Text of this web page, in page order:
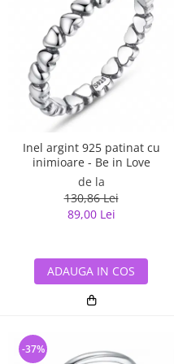
Inel argint 925 patinat cu
inimioare - Be in Love
de la
130,86 Lei
89,00 Lei
ADAUGA IN COS
-37%